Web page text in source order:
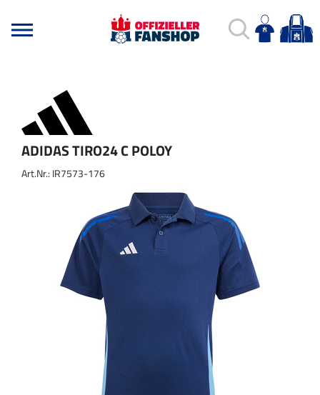
ADIDAS TIRO24 C POLOY
Art.Nr.: IR7573-176